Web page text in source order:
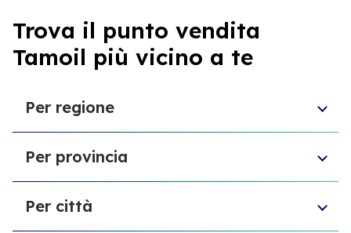
Trova il punto vendita
Tamoil più vicino a te
Per regione
Sardegna
Puglia
Sicilia
Marche
Per provincia
Provincia di Forlì-Cesena
Provincia di Macerata
Per città